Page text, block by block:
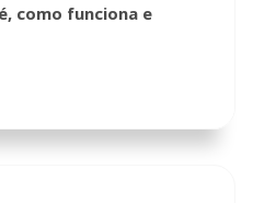
como funciona e